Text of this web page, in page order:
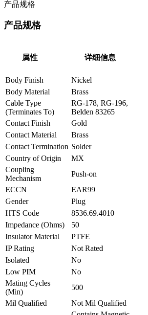
产品规格
产品规格
属性 详细信息
Body Finish
Nickel
Body Material
Brass
Cable Type
(Terminates To)
RG-178, RG-196,
Belden 83265
Contact Finish
Gold
Contact Material
Brass
Contact Termination Solder
Country of Origin
MX
Coupling
Mechanism
Push-on
ECCN
EAR99
Gender
Plug
HTS Code
8536.69.4010
Impedance (Ohms)
50
Insulator Material
PTFE
IP Rating
Not Rated
Isolated
No
Low PIM
No
Mating Cycles
(Min)
500
Mil Qualified
Not Mil Qualified